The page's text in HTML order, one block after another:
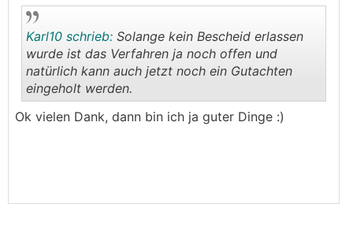
..
Karl10 schrieb: Solange kein Bescheid erlassen
wurde ist das Verfahren ja noch offen und
natürlich kann auch jetzt noch ein Gutachten
eingeholt werden.
Ok vielen Dank, dann bin ich ja guter Dinge :)